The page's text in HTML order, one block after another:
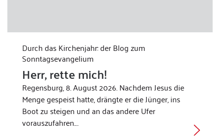
Durch das Kirchenjahr: der Blog zum
Sonntagsevangelium
Herr, rette mich!
Regensburg, 8. August 2026. Nachdem Jesus die
Menge gespeist hatte, drängte er die Jünger, ins
Boot zu steigen und an das andere Ufer
vorauszufahren.…